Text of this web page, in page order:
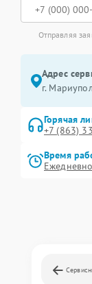
Отправляя
Адрес
г.
Горячая
+7 (863)
Время